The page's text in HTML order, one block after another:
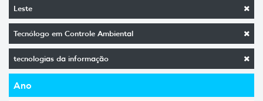
Leste
Tecnólogo em Controle Ambiental
tecnologias da informação
Ano